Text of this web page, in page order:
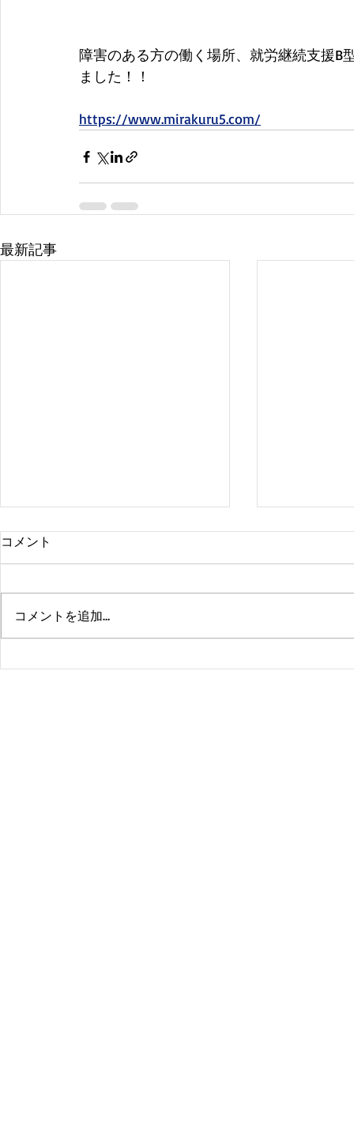
障害のある方の働く場所、就労継続支援B
ました！！
https://www.mirakuru5.com/
最新記事
コメント
コメントを追加…